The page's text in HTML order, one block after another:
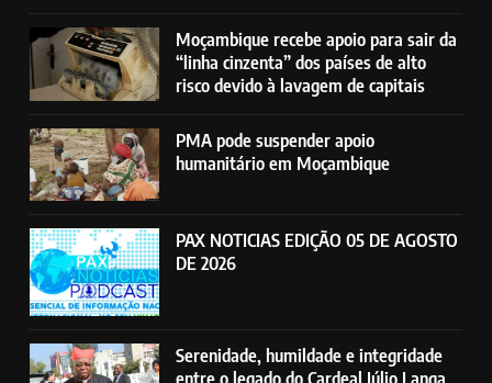
Moçambique recebe apoio para sair da
“linha cinzenta” dos países de alto
risco devido à lavagem de capitais
PMA pode suspender apoio
humanitário em Moçambique
PAX NOTICIAS EDIÇÃO 05 DE AGOSTO
DE 2026
Serenidade, humildade e integridade
entre o legado do Cardeal Júlio Langa